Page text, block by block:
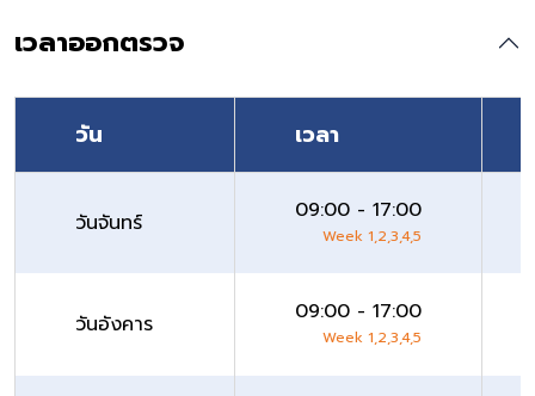
เวลาออกตรวจ
วัน เวลา
วันจันทร์ 09:00 - 17:00
Week 1,2,3,4,5
วันอังคาร 09:00 - 17:00
Week 1,2,3,4,5